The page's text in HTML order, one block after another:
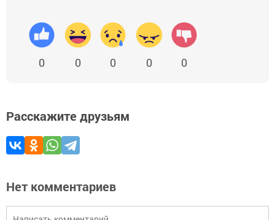
0 0 0 0 0
Расскажите друзьям
Нет комментариев